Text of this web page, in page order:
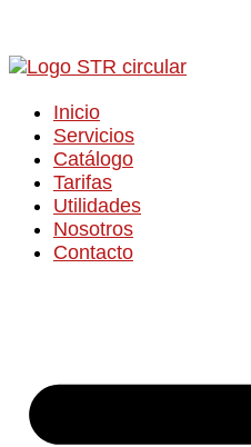
Inicio
Servicios
Catálogo
Tarifas
Utilidades
Nosotros
Contacto